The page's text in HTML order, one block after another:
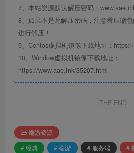
7、本站资源默认解压密码：
8、如果不是此解压密码，注意看压缩
进行解压！
9、Centos虚拟机镜像下载地址：
10、Window虚拟机镜像下载地址：
https://www.aae.ink/35207.html
THE END
端游资源
# 经典
# 端游 # 服务端 #